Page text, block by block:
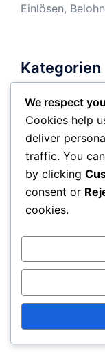
Einlösen,
Kategorien
Battle Pass
Bundle-
Ereignis
for:
Archiv
We respect
Cookies help
deliver
traffic. You
by clicking
consent or
cookies.